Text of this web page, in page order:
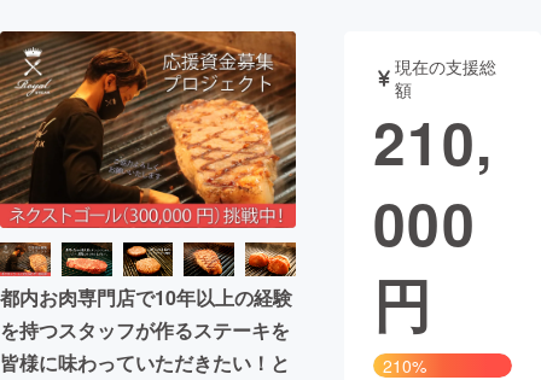
テクノロジー・ガジェット
映像・映画 書籍・雑誌
ビジネス・起業 チャレンジ
まちづくり・地域活性化
CAMPFIRE for Social Good
CAMPFIRE Creation
都内お肉専門店で10年以上の経験
を持つスタッフが作るステーキを
皆様に味わっていただきたい！と
現在の支援総
額
210,
000
円
210%